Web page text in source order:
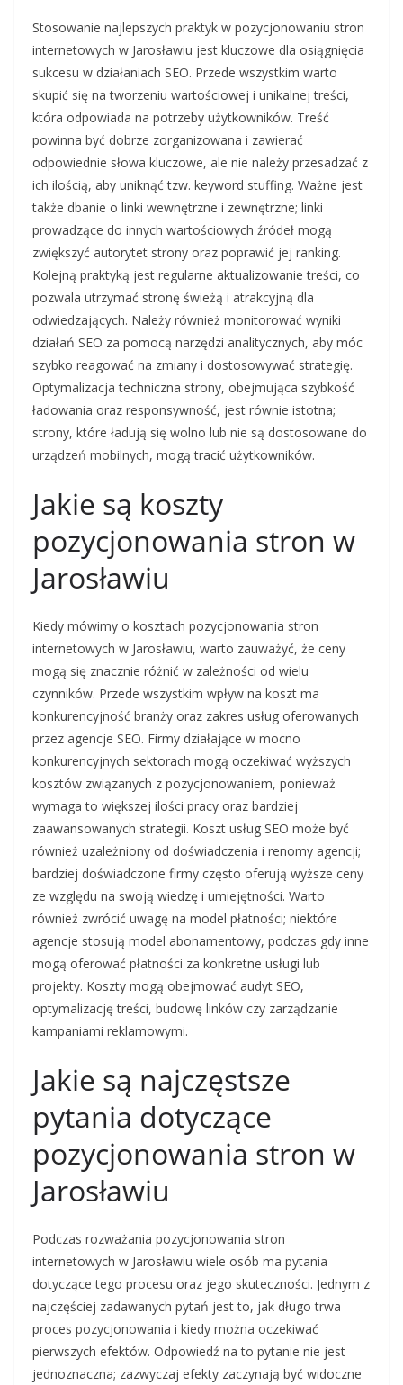
Stosowanie najlepszych praktyk w pozycjonowaniu stron
internetowych w Jarosławiu jest kluczowe dla osiągnięcia
sukcesu w działaniach SEO. Przede wszystkim warto
skupić się na tworzeniu wartościowej i unikalnej treści,
która odpowiada na potrzeby użytkowników. Treść
powinna być dobrze zorganizowana i zawierać
odpowiednie słowa kluczowe, ale nie należy przesadzać z
ich ilością, aby uniknąć tzw. keyword stuffing. Ważne jest
także dbanie o linki wewnętrzne i zewnętrzne; linki
prowadzące do innych wartościowych źródeł mogą
zwiększyć autorytet strony oraz poprawić jej ranking.
Kolejną praktyką jest regularne aktualizowanie treści, co
pozwala utrzymać stronę świeżą i atrakcyjną dla
odwiedzających. Należy również monitorować wyniki
działań SEO za pomocą narzędzi analitycznych, aby móc
szybko reagować na zmiany i dostosowywać strategię.
Optymalizacja techniczna strony, obejmująca szybkość
ładowania oraz responsywność, jest równie istotna;
strony, które ładują się wolno lub nie są dostosowane do
urządzeń mobilnych, mogą tracić użytkowników.
Jakie są koszty
pozycjonowania stron w
Jarosławiu
Kiedy mówimy o kosztach pozycjonowania stron
internetowych w Jarosławiu, warto zauważyć, że ceny
mogą się znacznie różnić w zależności od wielu
czynników. Przede wszystkim wpływ na koszt ma
konkurencyjność branży oraz zakres usług oferowanych
przez agencje SEO. Firmy działające w mocno
konkurencyjnych sektorach mogą oczekiwać wyższych
kosztów związanych z pozycjonowaniem, ponieważ
wymaga to większej ilości pracy oraz bardziej
zaawansowanych strategii. Koszt usług SEO może być
również uzależniony od doświadczenia i renomy agencji;
bardziej doświadczone firmy często oferują wyższe ceny
ze względu na swoją wiedzę i umiejętności. Warto
również zwrócić uwagę na model płatności; niektóre
agencje stosują model abonamentowy, podczas gdy inne
mogą oferować płatności za konkretne usługi lub
projekty. Koszty mogą obejmować audyt SEO,
optymalizację treści, budowę linków czy zarządzanie
kampaniami reklamowymi.
Jakie są najczęstsze
pytania dotyczące
pozycjonowania stron w
Jarosławiu
Podczas rozważania pozycjonowania stron
internetowych w Jarosławiu wiele osób ma pytania
dotyczące tego procesu oraz jego skuteczności. Jednym z
najczęściej zadawanych pytań jest to, jak długo trwa
proces pozycjonowania i kiedy można oczekiwać
pierwszych efektów. Odpowiedź na to pytanie nie jest
jednoznaczna; zazwyczaj efekty zaczynają być widoczne